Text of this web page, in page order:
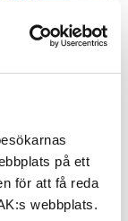
på ett
för att få reda
webbplats.
»